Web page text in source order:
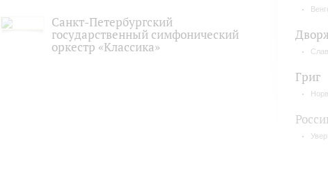
Санкт-Петербургский
государственный симфонический
оркестр «Классика»
Григ